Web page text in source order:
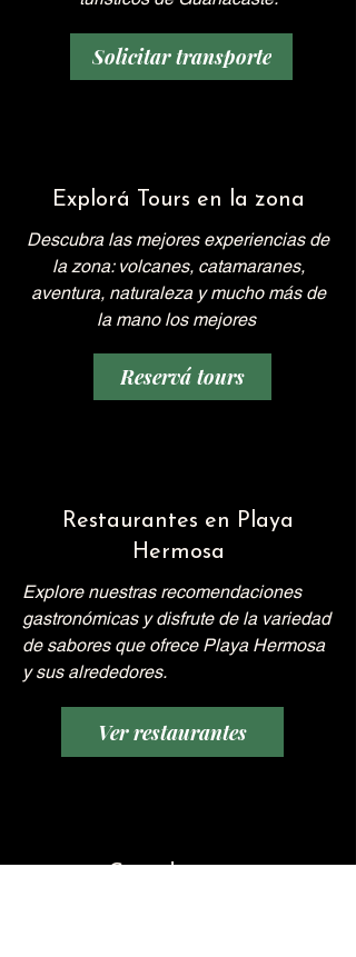
Explorá Tours en la zona
Descubra las mejores experiencias de
la zona: volcanes, catamaranes,
aventura, naturaleza y mucho más de
la mano los mejores
Restaurantes en Playa
Hermosa
Explore nuestras recomendaciones
gastronómicas y disfrute de la variedad
de sabores que ofrece Playa Hermosa
y sus alrededores.
Solicitar transporte
Reservá tours
Ver restaurantes